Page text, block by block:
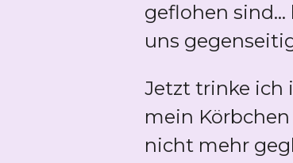
geflohen
uns
Jetzt trinke ich
mein
nicht mehr